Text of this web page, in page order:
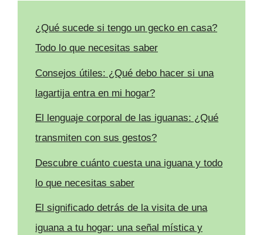
¿Qué sucede si tengo un gecko en casa?
Todo lo que necesitas saber
Consejos útiles: ¿Qué debo hacer si una
lagartija entra en mi hogar?
El lenguaje corporal de las iguanas: ¿Qué
transmiten con sus gestos?
Descubre cuánto cuesta una iguana y todo
lo que necesitas saber
El significado detrás de la visita de una
iguana a tu hogar: una señal mística y